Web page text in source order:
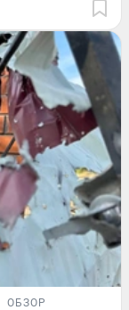
ОБЗОР